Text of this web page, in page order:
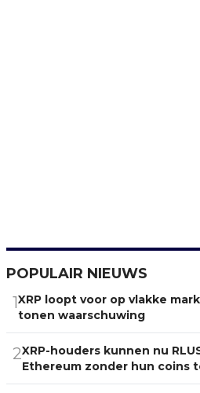
POPULAIR NIEUWS
1XRP loopt voor op vlakke
tonen waarschuwing
2XRP-houders kunnen nu
Ethereum zonder hun coins